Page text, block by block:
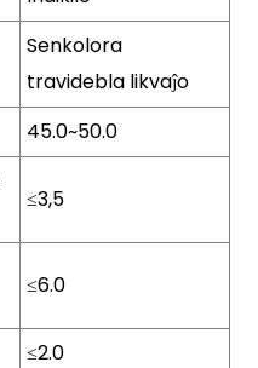
Senkolora
travidebla likvaĵo
45.0~50.0
≤3,5
≤6.0
≤2.0